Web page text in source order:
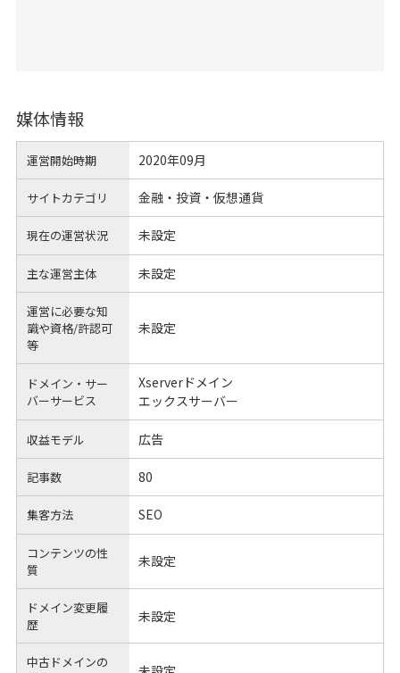
媒体情報
運営開始時期 2020年09月
サイトカテゴリ 金融・投資・仮想通貨
現在の運営状況 未設定
主な運営主体 未設定
運営に必要な知
識や資格/許認可
等
未設定
ドメイン・サー
バーサービス
Xserverドメイン
エックスサーバー
収益モデル 広告
記事数 80
集客方法 SEO
コンテンツの性
質
未設定
ドメイン変更履
歴
未設定
中古ドメインの